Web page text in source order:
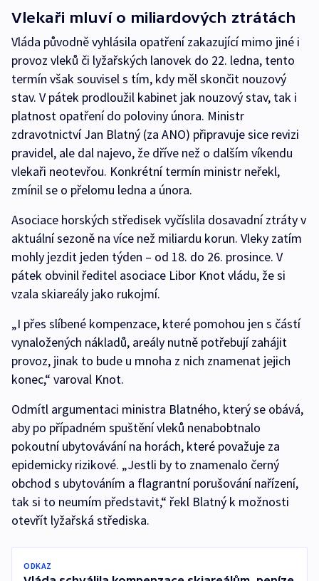
Vlekaři mluví o miliardových ztrátách
Vláda původně vyhlásila opatření zakazující mimo jiné i
provoz vleků či lyžařských lanovek do 22. ledna, tento
termín však souvisel s tím, kdy měl skončit nouzový
stav. V pátek prodloužil kabinet jak nouzový stav, tak i
platnost opatření do poloviny února. Ministr
zdravotnictví Jan Blatný (za ANO) připravuje sice revizi
pravidel, ale dal najevo, že dříve než o dalším víkendu
vlekaři neotevřou. Konkrétní termín ministr neřekl,
zmínil se o přelomu ledna a února.
Asociace horských středisek vyčíslila dosavadní ztráty v
aktuální sezoně na více než miliardu korun. Vleky zatím
mohly jezdit jeden týden – od 18. do 26. prosince. V
pátek obvinil ředitel asociace Libor Knot vládu, že si
vzala skiareály jako rukojmí.
„I přes slíbené kompenzace, které pomohou jen s částí
vynaložených nákladů, areály nutně potřebují zahájit
provoz, jinak to bude u mnoha z nich znamenat jejich
konec,“ varoval Knot.
Odmítl argumentaci ministra Blatného, který se obává,
aby po případném spuštění vleků nenabobtnalo
pokoutní ubytovávání na horách, které považuje za
epidemicky rizikové. „Jestli by to znamenalo černý
obchod s ubytováním a flagrantní porušování nařízení,
tak si to neumím představit,“ řekl Blatný k možnosti
otevřít lyžařská střediska.
ODKAZ